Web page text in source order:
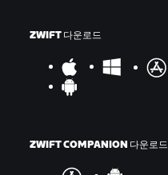
ZWIFT 다운로드
ZWIFT COMPANION 다운로드